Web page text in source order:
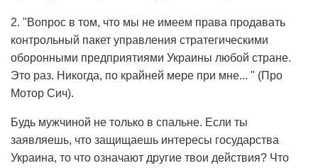
2. "Вопрос в том, что мы не имеем права продавать
контрольный пакет управления стратегическими
оборонными предприятиями Украины любой стране.
Это раз. Никогда, по крайней мере при мне... " (Про
Мотор Сич).
Будь мужчиной не только в спальне. Если ты
заявляешь, что защищаешь интересы государства
Украина, то что означают другие твои действия? Что